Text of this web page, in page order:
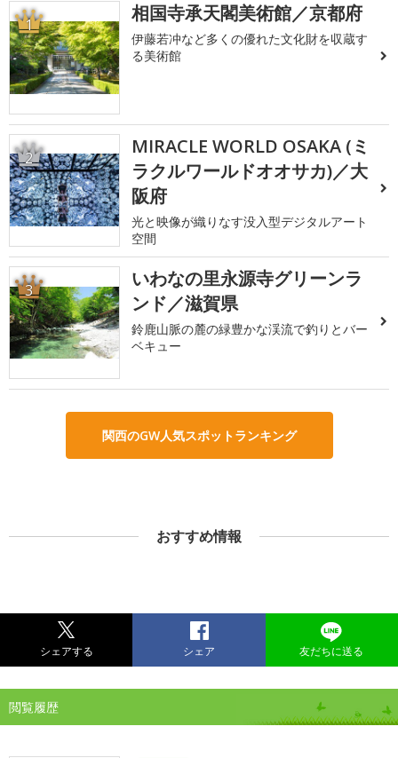
1 相国寺承天閣美術館／京都府
伊藤若冲など多くの優れた文化財を収蔵す
る美術館
2
MIRACLE WORLD OSAKA (ミ
ラクルワールドオオサカ)／大
阪府
光と映像が織りなす没入型デジタルアート
空間
3
いわなの里永源寺グリーンラ
ンド／滋賀県
鈴鹿山脈の麓の緑豊かな渓流で釣りとバー
ベキュー
関西のGW人気スポットランキング
おすすめ情報
シェアする シェア 友だちに送る
閲覧履歴